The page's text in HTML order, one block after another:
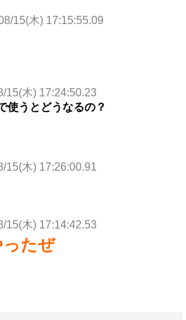
15(木) 17:15:55.09
15(木) 17:24:50.23
使うとどうなるの？
15(木) 17:26:00.91
15(木) 17:14:42.53
たぜ